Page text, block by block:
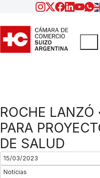
ROCHE
PARA
DE SALUD
15/03/2023
Noticias